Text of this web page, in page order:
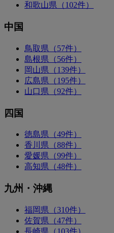
和歌山県（102件）
中国
鳥取県（57件）
島根県（56件）
岡山県（139件）
広島県（195件）
山口県（92件）
四国
徳島県（49件）
香川県（88件）
愛媛県（99件）
高知県（48件）
九州・沖縄
福岡県（310件）
佐賀県（47件）
長崎県（103件）